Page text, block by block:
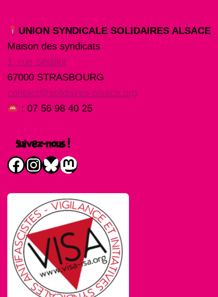
UNION SYNDICALE SOLIDAIRES ALSACE
Maison des syndicats
1, rue Sédillot
67000 STRASBOURG
contact@solidaires-alsace.org
: 07 56 98 40 25
Suivez-nous !
Facebook
Instagram
Bluesky
Mastodon